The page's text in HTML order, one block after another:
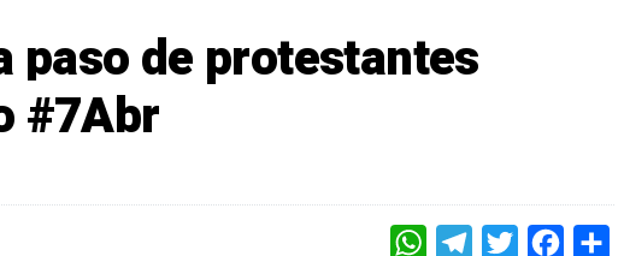
paso de protestantes
#7Abr
WHATSAPPTELEGRAMTWITTERFACEBOOK